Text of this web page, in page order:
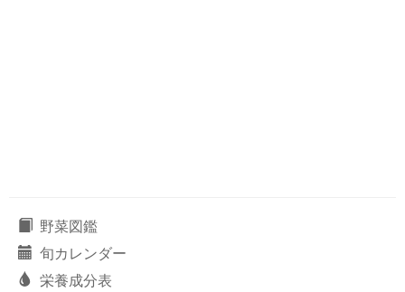
野菜図鑑
旬カレンダー
栄養成分表